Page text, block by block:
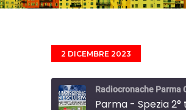
Contatti
2 DICEMBRE 2023
Radiocronache Parma
Parma - Spezia